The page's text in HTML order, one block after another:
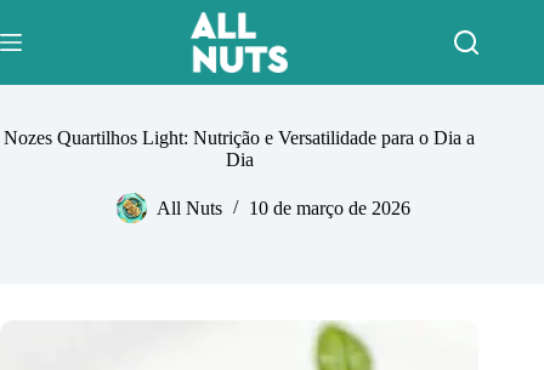
para
o
Nozes Quartilhos Light: Nutrição e Versatilidade para o Dia a
Dia
All Nuts 10 de março de 2026